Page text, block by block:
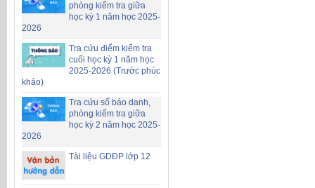
phòng kiểm tra giữa
học kỳ 1 năm học 2025-
2026
Tra cứu điểm kiểm tra
cuối học kỳ 1 năm học
2025-2026 (Trước phúc
khảo)
Tra cứu số báo danh,
phòng kiểm tra giữa
học kỳ 2 năm học 2025-
2026
Tài liệu GDĐP lớp 12